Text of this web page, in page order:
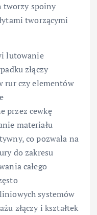
tworzy spoiny
tworzącymi
lutowanie
złączy
rur czy elementów
przez cewkę
materiału
co pozwala na
do zakresu
całego
systemów
złączy i kształtek